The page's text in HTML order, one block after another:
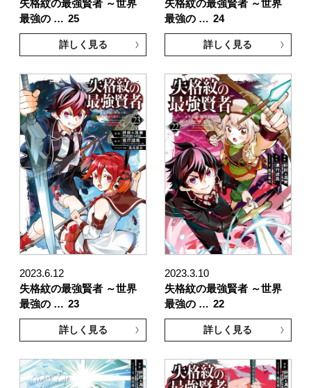
失格紋の最強賢者 ～世界
最強の … 25
詳しく見る
失格紋の最強賢者 ～世界
最強の … 24
詳しく見る
2023.6.12
失格紋の最強賢者 ～世界
最強の … 23
詳しく見る
2023.3.10
失格紋の最強賢者 ～世界
最強の … 22
詳しく見る